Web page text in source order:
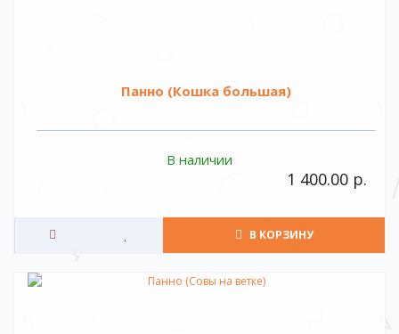
Панно (Кошка большая)
В наличии
1 400.00 р.
В КОРЗИНУ